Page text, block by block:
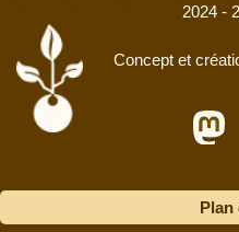
2024 -
Concept et
Plan